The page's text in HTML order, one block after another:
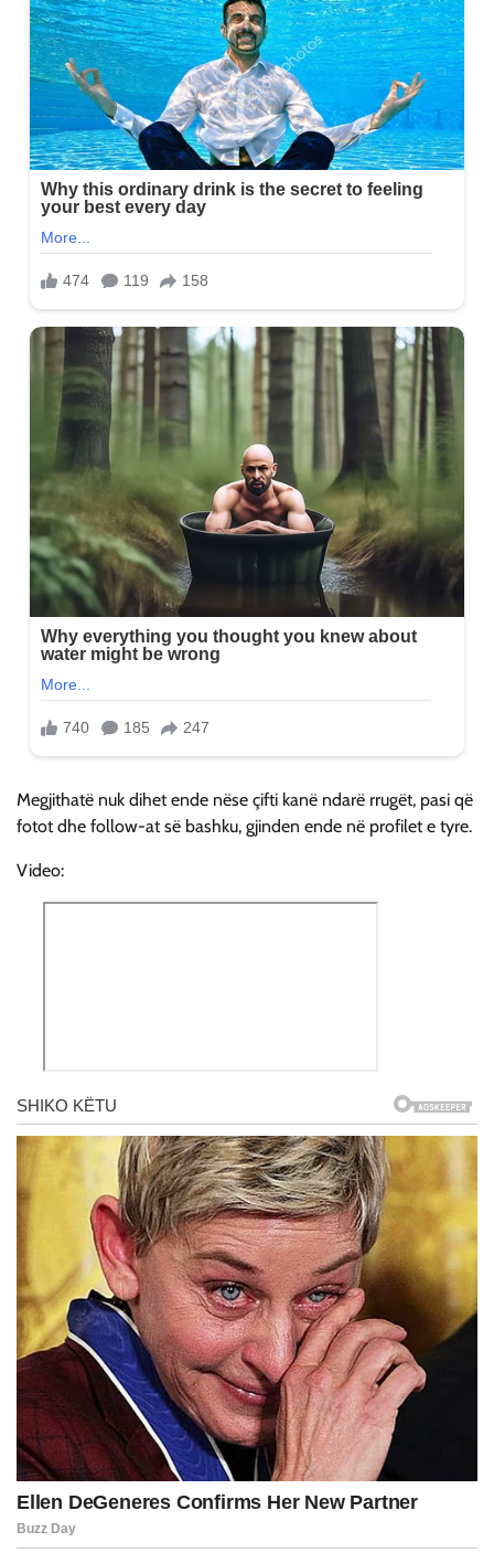
Megjithatë nuk dihet ende nëse çifti kanë ndarë rrugët, pasi që
fotot dhe follow-at së bashku, gjinden ende në profilet e tyre.
Video: